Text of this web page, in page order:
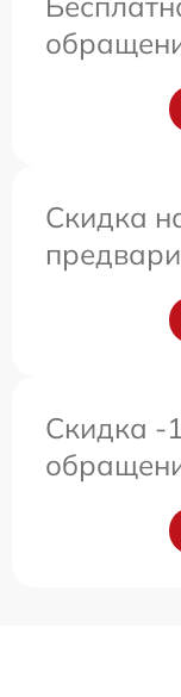
Скидка
Скидка -